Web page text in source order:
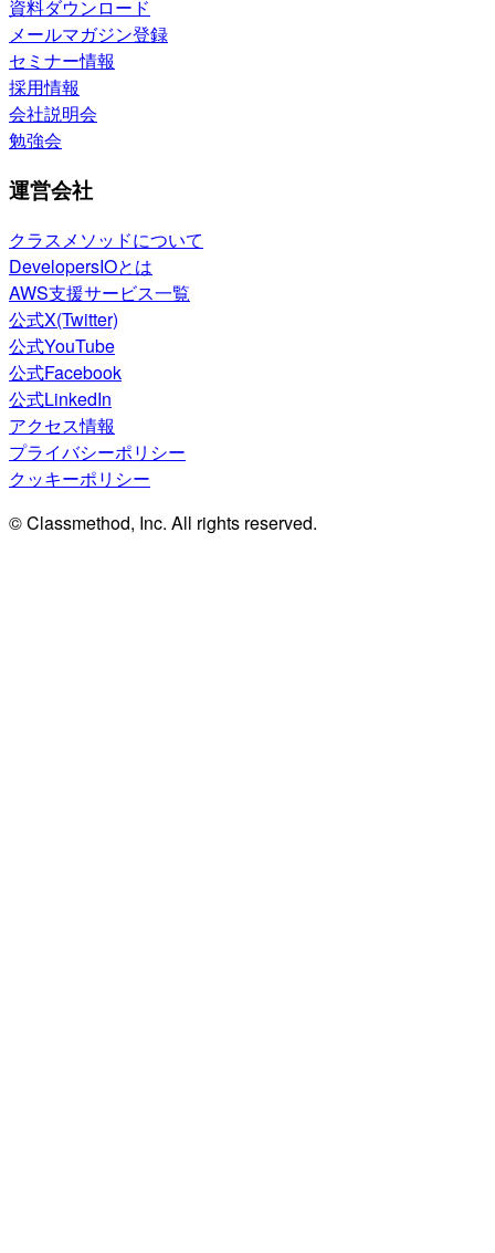
資料ダウンロード
メールマガジン登録
セミナー情報
採用情報
会社説明会
勉強会
運営会社
クラスメソッドについて
DevelopersIOとは
AWS支援サービス一覧
公式X(Twitter)
公式YouTube
公式Facebook
公式LinkedIn
アクセス情報
プライバシーポリシー
クッキーポリシー
© Classmethod, Inc. All rights reserved.